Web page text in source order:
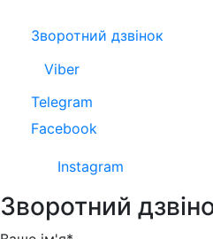
Зворотний дзвінок
Viber
Telegram
Facebook
Instagram
Зворотний